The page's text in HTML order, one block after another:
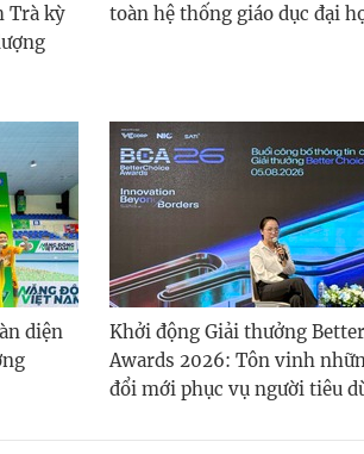
Trà kỳ
toàn hệ thống giáo dục đại
diện
Khởi động Giải thưởng
Awards 2026: Tôn vinh
đổi mới phục vụ người tiêu